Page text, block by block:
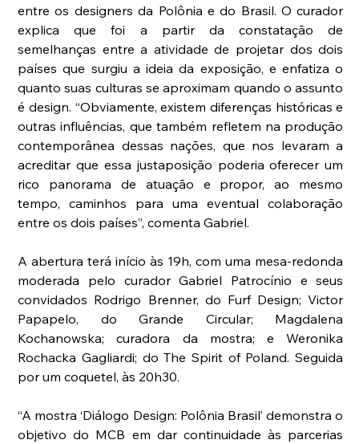
entre os designers da Polônia e do Brasil. O curador
explica que foi a partir da constatação de
semelhanças entre a atividade de projetar dos dois
países que surgiu a ideia da exposição, e enfatiza o
quanto suas culturas se aproximam quando o assunto
é design. “Obviamente, existem diferenças históricas e
outras influências, que também refletem na produção
contemporânea dessas nações, que nos levaram a
acreditar que essa justaposição poderia oferecer um
rico panorama de atuação e propor, ao mesmo
tempo, caminhos para uma eventual colaboração
entre os dois países”, comenta Gabriel.
A abertura terá início às 19h, com uma mesa-redonda
moderada pelo curador Gabriel Patrocínio e seus
convidados Rodrigo Brenner, do Furf Design; Victor
Papapelo, do Grande Circular; Magdalena
Kochanowska; curadora da mostra; e Weronika
Rochacka Gagliardi; do The Spirit of Poland. Seguida
por um coquetel, às 20h30.
“A mostra ‘Diálogo Design: Polônia Brasil’ demonstra o
objetivo do MCB em dar continuidade às parcerias